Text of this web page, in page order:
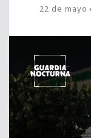
22 de mayo